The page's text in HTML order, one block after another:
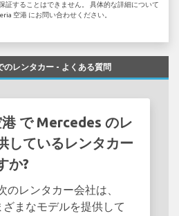
証することはできません。 具体的な詳細について
空港 にお問い合わせください。
レンタカー - よくある質問
で Mercedes のレ
しているレンタカー
か?
のレンタカー会社は、
まなモデルを提供して